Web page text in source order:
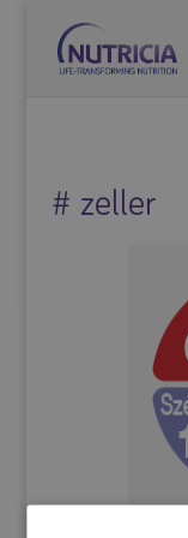
# zeller